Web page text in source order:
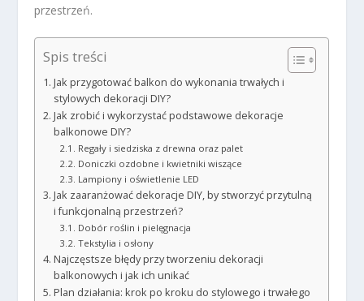
przestrzeń.
Spis treści
Jak przygotować balkon do wykonania trwałych i
stylowych dekoracji DIY?
Jak zrobić i wykorzystać podstawowe dekoracje
balkonowe DIY?
Regały i siedziska z drewna oraz palet
Doniczki ozdobne i kwietniki wiszące
Lampiony i oświetlenie LED
Jak zaaranżować dekoracje DIY, by stworzyć przytulną
i funkcjonalną przestrzeń?
Dobór roślin i pielęgnacja
Tekstylia i osłony
Najczęstsze błędy przy tworzeniu dekoracji
balkonowych i jak ich unikać
Plan działania: krok po kroku do stylowego i trwałego